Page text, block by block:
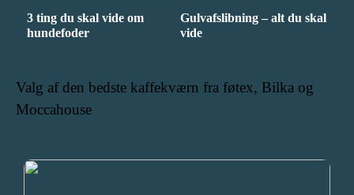
3 ting du skal vide om
hundefoder
Gulvafslibning – alt du skal
vide
Valg af den bedste kaffekværn fra føtex, Bilka og
Moccahouse